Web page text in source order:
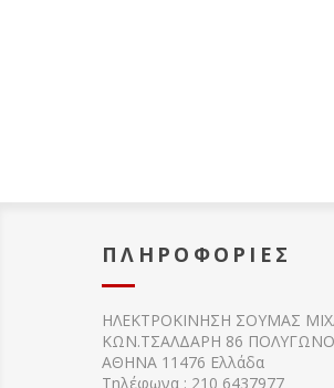
ΠΛΗΡΟΦΟΡΊΕΣ
ΗΛΕΚΤΡΟΚΙΝΗΣΗ ΣΟΥΜΑΣ
ΚΩΝ.ΤΣΑΛΔΑΡΗ 86
ΑΘΗΝΑ 11476 Ελλάδα
Τηλέφωνα : 210 6437977